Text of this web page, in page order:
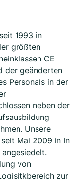
1993 in
größten
CE
der geänderten
Personals in der
neben der
Unsere
Mai 2009 in In
von
zur